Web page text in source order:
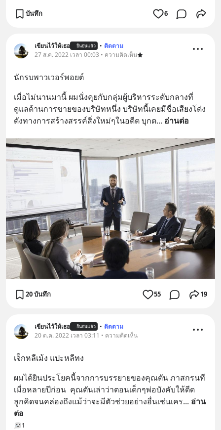
บันทึก 6
เขียนไว้ให้เธอ ยืนยันแล้ว • ติดตาม
27 ส.ค. 2022 เวลา 00:03 • ความคิดเห็น
นักรบพาวเวอร์พอยต์
เมื่อไม่นานมานี้ ผมนั่งคุยกับกลุ่มผู้บริหารระดับกลางที่
ดูแลด้านการขายของบริษัทหนึ่ง บริษัทนี้เคยมีชื่อเสียงโด่ง
ดังทางการสร้างสรรค์สิ่งใหม่ๆในอดีต บุกต... อ่านต่อ
20 บันทึก 55 19
เขียนไว้ให้เธอ ยืนยันแล้ว • ติดตาม
20 ต.ค. 2022 เวลา 03:11 • ความคิดเห็น
เจ็กหลีเม้ง แปะหลีทง
ผมได้ยินประโยคนี้จากการบรรยายของคุณตัน ภาสกรนที
เมื่อหลายปีก่อน  คุณตันเล่าว่าตอนเด็กๆพ่อบังคับให้ดีด
ลูกคิดจนคล่องถึงแม้ว่าจะมีตัวช่วยอย่างอื่นเช่นเคร... อ่าน
ต่อ
1